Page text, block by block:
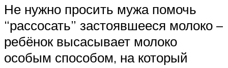
Не нужно просить мужа помочь
“рассосать” застоявшееся молоко –
ребёнок высасывает молоко
особым способом, на который